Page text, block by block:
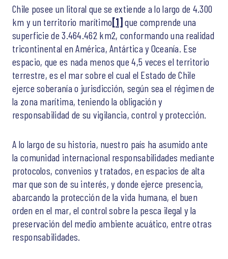
Chile posee un litoral que se extiende a lo largo de 4.300
km y un territorio marítimo[1] que comprende una
superficie de 3.464.462 km2, conformando una realidad
tricontinental en América, Antártica y Oceanía. Ese
espacio, que es nada menos que 4,5 veces el territorio
terrestre, es el mar sobre el cual el Estado de Chile
ejerce soberanía o jurisdicción, según sea el régimen de
la zona marítima, teniendo la obligación y
responsabilidad de su vigilancia, control y protección.
A lo largo de su historia, nuestro país ha asumido ante
la comunidad internacional responsabilidades mediante
protocolos, convenios y tratados, en espacios de alta
mar que son de su interés, y donde ejerce presencia,
abarcando la protección de la vida humana, el buen
orden en el mar, el control sobre la pesca ilegal y la
preservación del medio ambiente acuático, entre otras
responsabilidades.